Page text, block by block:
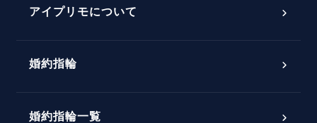
プロポーズアイテム
パーフェクトプロポーズリング
ダイヤモンドの品質とは？
アイプリモについて
婚約指輪
婚約指輪一覧